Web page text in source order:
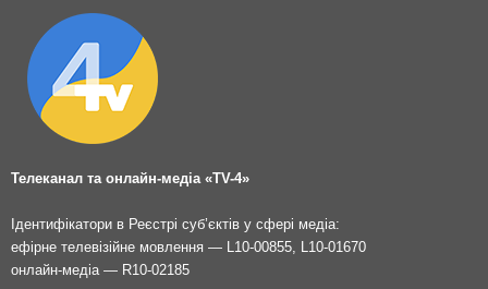
Телеканал та онлайн-медіа «TV-4»
Ідентифікатори в Реєстрі суб’єктів у сфері медіа:
ефірне телевізійне мовлення — L10-00855, L10-01670
онлайн-медіа — R10-02185